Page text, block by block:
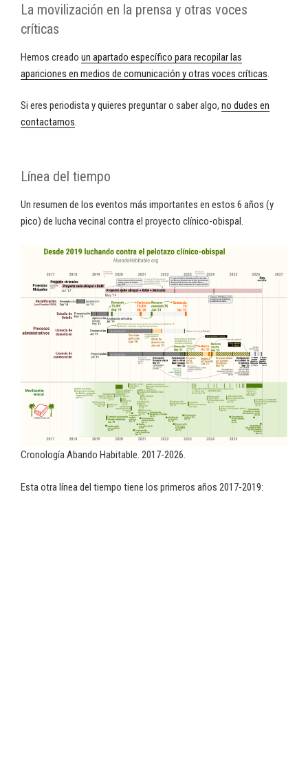
La movilización en la prensa y otras voces
críticas
Hemos creado un apartado específico para recopilar las
apariciones en medios de comunicación y otras voces críticas.
Si eres periodista y quieres preguntar o saber algo, no dudes en
contactarnos.
Línea del tiempo
Un resumen de los eventos más importantes en estos 6 años (y
pico) de lucha vecinal contra el proyecto clínico-obispal.
Cronología Abando Habitable. 2017-2026.
Esta otra línea del tiempo tiene los primeros años 2017-2019: